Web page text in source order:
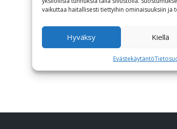
vaikuttaa haitallisesti tiettyihin ominaisuuksiin ja
Hyväksy Kiellä
Evästekäytäntö